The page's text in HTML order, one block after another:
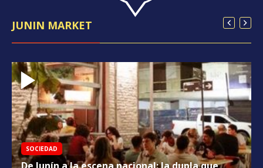
JUNIN MARKET
SOCIEDAD